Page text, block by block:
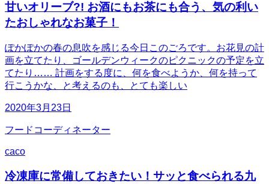
甘いオリーブ?! お酒にもお茶にも合う、気の利い
たおしゃれなお菓子！
ぽかぽかの春の息吹を感じる今日このごろです。お花見の計
画を立てたり、ゴールデンウィークのピクニックの予定を立
てたり…… 計画をする度に、何を食べようか、何を持って
行こうかな、と考えるのも、とても楽しい
2020年3月23日
フードコーディネーター
caco
冷凍庫に常備しておきたい！サッと食べられる九